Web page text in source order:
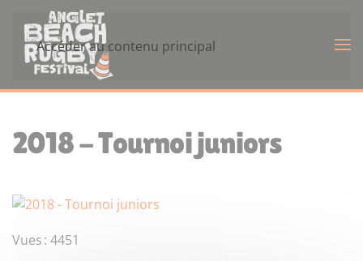
Accéder au contenu principal
2018 - Tournoi juniors
Vues : 4451
Panneau de gestion des cookies